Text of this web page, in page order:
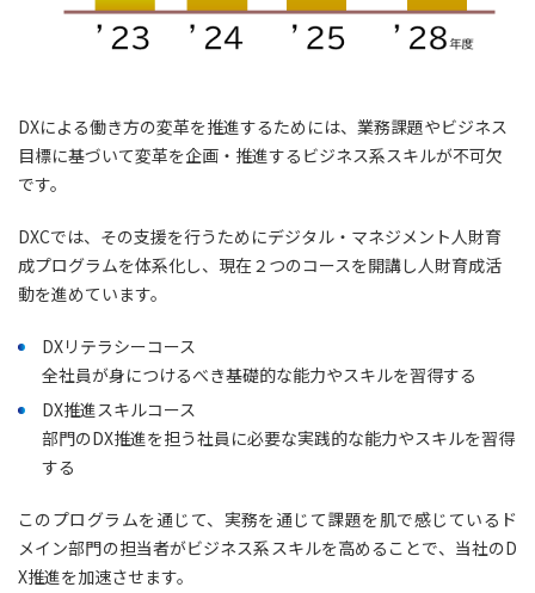
DXによる働き方の変革を推進するためには、業務課題やビジネス
目標に基づいて変革を企画・推進するビジネス系スキルが不可欠
です。
DXCでは、その支援を行うためにデジタル・マネジメント人財育
成プログラムを体系化し、現在２つのコースを開講し人財育成活
動を進めています。
DXリテラシーコース
全社員が身につけるべき基礎的な能力やスキルを習得する
DX推進スキルコース
部門のDX推進を担う社員に必要な実践的な能力やスキルを習得
する
このプログラムを通じて、実務を通じて課題を肌で感じているド
メイン部門の担当者がビジネス系スキルを高めることで、当社のD
X推進を加速させます。